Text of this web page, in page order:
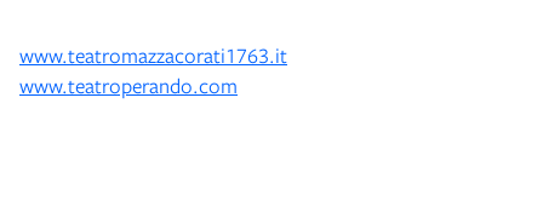
www.teatromazzacorati1763.it
www.teatroperando.com